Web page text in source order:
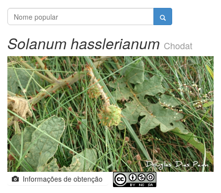
Solanum hasslerianum Chodat
Informações de obtenção